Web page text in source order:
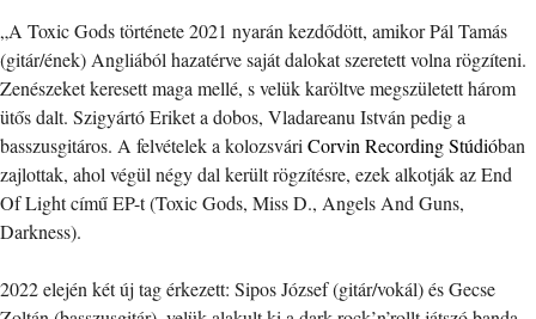
„A Toxic Gods története 2021 nyarán kezdődött, amikor Pál Tamás
(gitár/ének) Angliából hazatérve saját dalokat szeretett volna rögzíteni.
Zenészeket keresett maga mellé, s velük karöltve megszületett három
ütős dalt. Szigyártó Eriket a dobos, Vladareanu István pedig a
basszusgitáros. A felvételek a kolozsvári Corvin Recording Stúdióban
zajlottak, ahol végül négy dal került rögzítésre, ezek alkotják az End
Of Light című EP-t (Toxic Gods, Miss D., Angels And Guns,
Darkness).
2022 elején két új tag érkezett: Sipos József (gitár/vokál) és Gecse